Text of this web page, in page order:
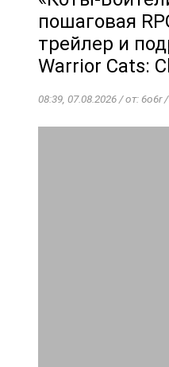
пошаговая
трейлер и
Warrior Cats:
08:39, 07.08.2026 / от: 6o6r